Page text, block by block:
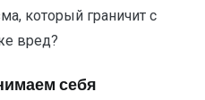
который граничит с
вред?
себя